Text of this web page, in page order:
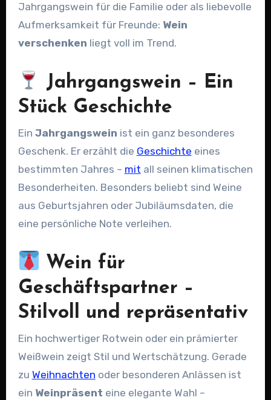
Jahrgangswein für die Familie oder als liebevolle
Aufmerksamkeit für Freunde: Wein
verschenken liegt voll im Trend.
Jahrgangswein – Ein
Stück Geschichte
Ein Jahrgangswein ist ein ganz besonderes
Geschenk. Er erzählt die Geschichte eines
bestimmten Jahres – mit all seinen klimatischen
Besonderheiten. Besonders beliebt sind Weine
aus Geburtsjahren oder Jubiläumsdaten, die
eine persönliche Note verleihen.
Wein für
Geschäftspartner –
Stilvoll und repräsentativ
Ein hochwertiger Rotwein oder ein prämierter
Weißwein zeigt Stil und Wertschätzung. Gerade
zu Weihnachten oder besonderen Anlässen ist
ein Weinpräsent eine elegante Wahl –